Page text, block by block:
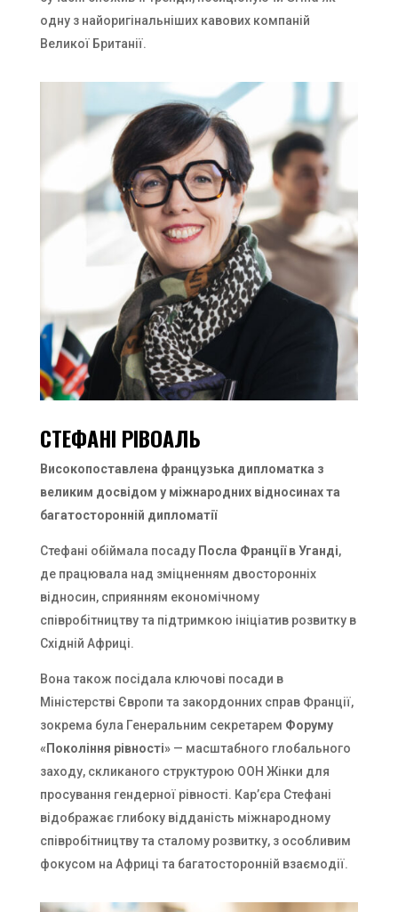
одну з найоригінальніших кавових компаній
Великої Британії.
СТЕФАНІ РІВОАЛЬ
Високопоставлена французька дипломатка з
великим досвідом у міжнародних відносинах та
багатосторонній дипломатії
Стефані обіймала посаду Посла Франції в Уганді,
де працювала над зміцненням двосторонніх
відносин, сприянням економічному
співробітництву та підтримкою ініціатив розвитку в
Східній Африці.
Вона також посідала ключові посади в
Міністерстві Європи та закордонних справ Франції,
зокрема була Генеральним секретарем Форуму
«Покоління рівності»— масштабного глобального
заходу, скликаного структурою ООН Жінки для
просування гендерної рівності. Кар’єра Стефані
відображає глибоку відданість міжнародному
співробітництву та сталому розвитку, з особливим
фокусом на Африці та багатосторонній взаємодії.